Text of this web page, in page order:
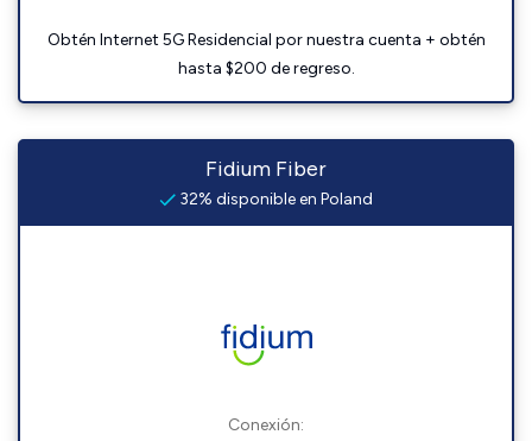
Obtén Internet 5G Residencial por nuestra cuenta + obtén
hasta $200 de regreso.
Fidium Fiber
32% disponible en Poland
Conexión: